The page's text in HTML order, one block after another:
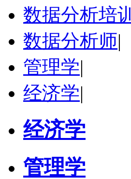
立即咨询
数据分析培训
数据分析师|
管理学|
经济学|
经济学
管理学